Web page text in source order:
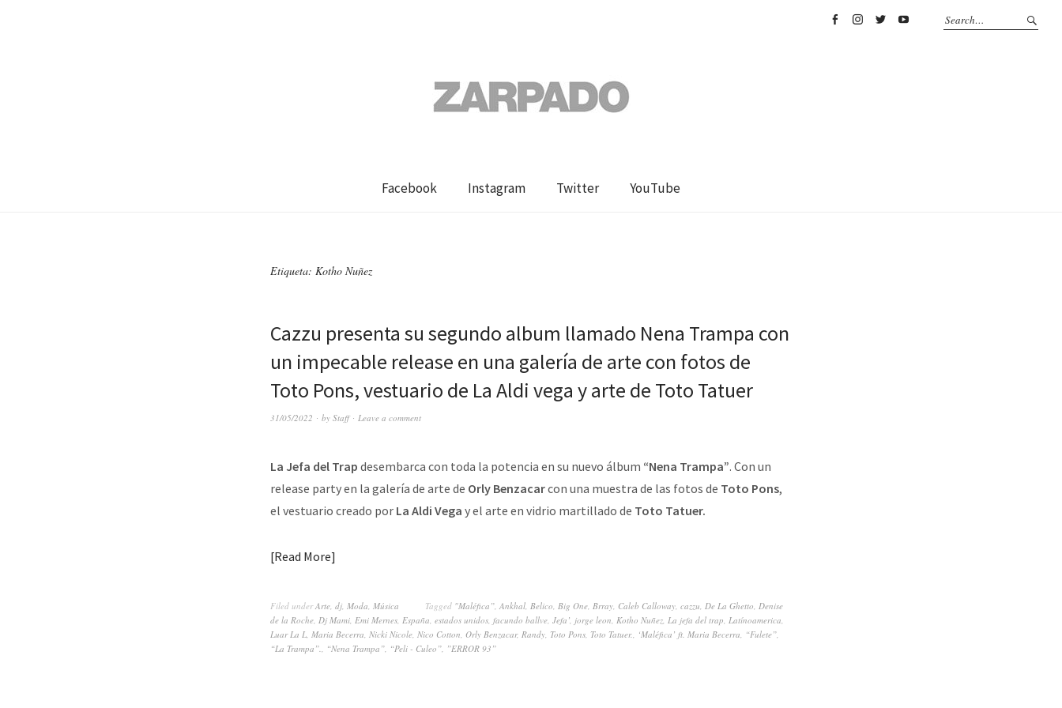
Facebook Instagram Twitter YouTube
Etiqueta: Kotho Nuñez
Cazzu presenta su segundo album llamado Nena Trampa con
un impecable release en una galería de arte con fotos de
Toto Pons, vestuario de La Aldi vega y arte de Toto Tatuer
31/05/2022 by Staff Leave a comment
La Jefa del Trap desembarca con toda la potencia en su nuevo álbum “Nena Trampa”. Con un
release party en la galería de arte de Orly Benzacarcon una muestra de las fotos de Toto Pons,
el vestuario creado por La Aldi Vega y el arte en vidrio martillado de Toto Tatuer.
Read More
Filed underArte, dj, Moda, Música Tagged "Maléfica”, Ankhal, Belico, Big One, Brray, Caleb Calloway, cazzu, De La Ghetto, Denise
de la Roche, Dj Mami, Emi Mernes, España, estados unidos, facundo ballve, Jefa’, jorge leon, Kotho Nuñez, La jefa del trap, Latínoamerica,
Luar La L, Maria Becerra, Nicki Nicole, Nico Cotton, Orly Benzacar, Randy, Toto Pons, Toto Tatuer., ‘Maléfica’ ft. Maria Becerra, “Fulete”,
“La Trampa”., “Nena Trampa”, “Peli - Culeo”, ”ERROR 93”